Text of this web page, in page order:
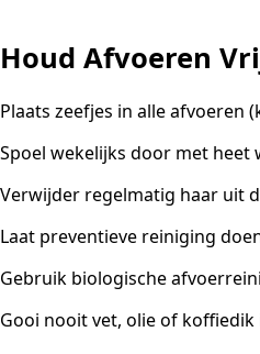
Houd Afvoeren
Plaats zeefjes in alle afvoeren
Spoel wekelijks door met heet
Verwijder regelmatig haar uit
Laat preventieve reiniging
Gebruik biologische
Gooi nooit vet, olie of